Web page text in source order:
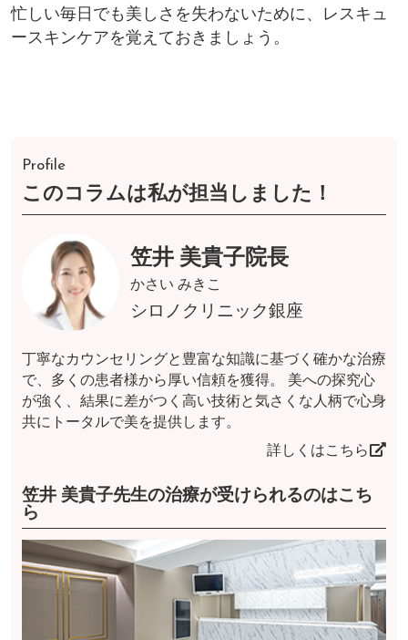
忙しい毎日でも美しさを失わないために、レスキュ
ースキンケアを覚えておきましょう。
Profile
このコラムは私が担当しました！
笠井 美貴子院長
かさい みきこ
シロノクリニック銀座
丁寧なカウンセリングと豊富な知識に基づく確かな治療
で、多くの患者様から厚い信頼を獲得。 美への探究心
が強く、結果に差がつく高い技術と気さくな人柄で心身
共にトータルで美を提供します。
詳しくはこちら
笠井 美貴子先生の治療が受けられるのはこち
ら